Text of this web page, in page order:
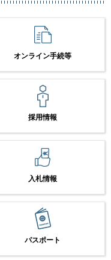
オンライン手続等
採用情報
入札情報
パスポート